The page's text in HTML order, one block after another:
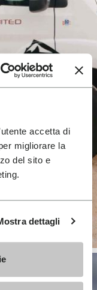
accetta di
migliorare la
del sito e
dettagli